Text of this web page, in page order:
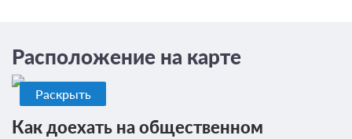
Расположение на карте
Раскрыть
Как доехать на общественном